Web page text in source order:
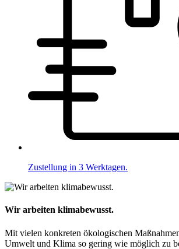
Zustellung in 3 Werktagen.
Wir arbeiten klimabewusst.
Mit vielen konkreten ökologischen
Umwelt und Klima so gering wie möglich zu